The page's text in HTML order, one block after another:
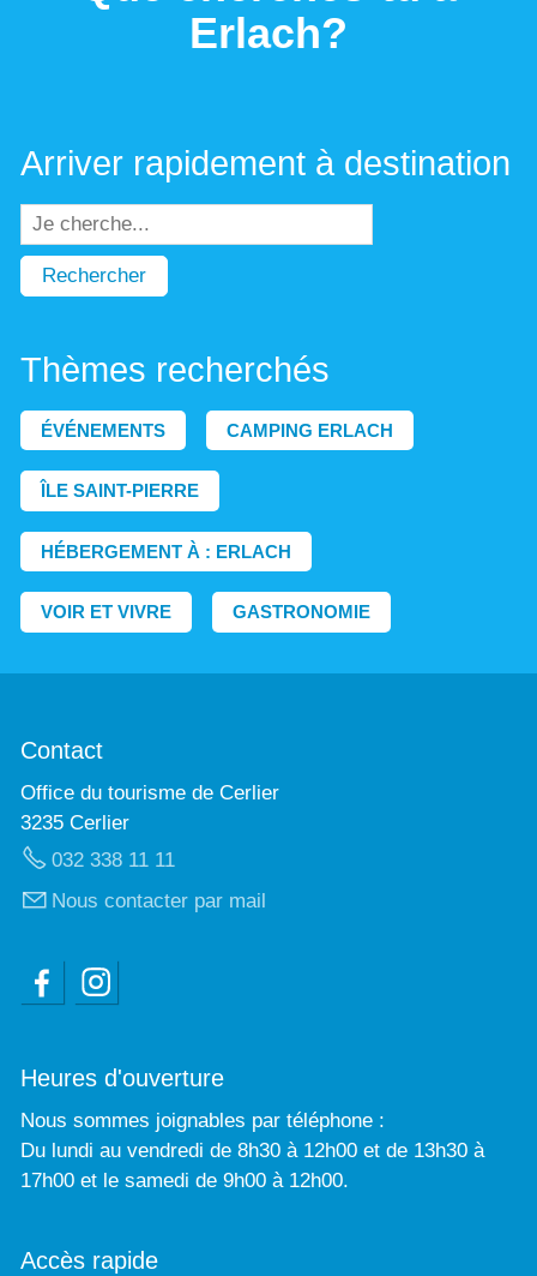
Erlach?
Arriver rapidement à destination
Rechercher
Thèmes recherchés
ÉVÉNEMENTS CAMPING ERLACH
ÎLE SAINT-PIERRE
HÉBERGEMENT À : ERLACH
VOIR ET VIVRE GASTRONOMIE
Contact
Office du tourisme de Cerlier
3235 Cerlier
032 338 11 11
Nous contacter par mail
Heures d'ouverture
Nous sommes joignables par téléphone :
Du lundi au vendredi de 8h30 à 12h00 et de 13h30 à
17h00 et le samedi de 9h00 à 12h00.
Accès rapide